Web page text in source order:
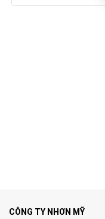
CÔNG TY NHƠN MỸ